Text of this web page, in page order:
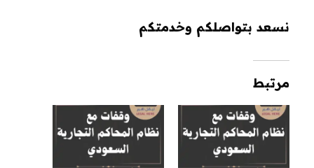
نسعد بتواصلكم وخدمتكم
مرتبط